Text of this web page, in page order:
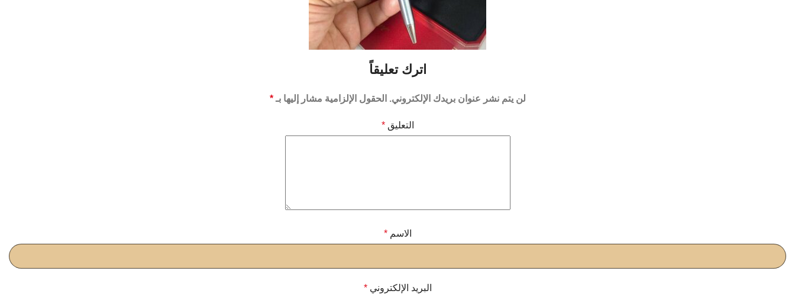
اترك تعليقاً
لن يتم نشر عنوان بريدك الإلكتروني. الحقول الإلزامية مشار إليها بـ*
التعليق*
الاسم*
البريد الإلكتروني*